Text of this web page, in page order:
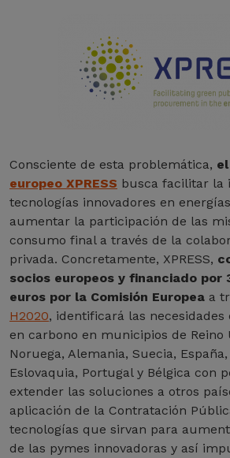
Consciente de esta problemática, el
europeo XPRESS busca facilitar la
tecnologías innovadores en
aumentar la participación de las
consumo final a través de la
privada. Concretamente, XPRESS,
socios europeos y financiado por
euros por la Comisión Europea a
H2020, identificará las necesidades
en carbono en municipios de Reino
Noruega, Alemania, Suecia,
Eslovaquia, Portugal y Bélgica con
extender las soluciones a otros
aplicación de la Contratación
tecnologías que sirvan para
de las pymes innovadoras y así